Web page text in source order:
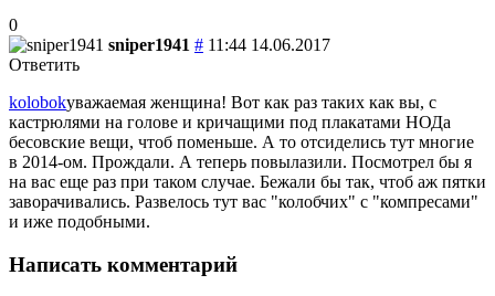
0
sniper1941 # 11:44 14.06.2017
Ответить
kolobokуважаемая женщина! Вот как раз таких как вы, с
кастрюлями на голове и кричащими под плакатами НОДа
бесовские вещи, чтоб поменьше. А то отсиделись тут многие
в 2014-ом. Прождали. А теперь повылазили. Посмотрел бы я
на вас еще раз при таком случае. Бежали бы так, чтоб аж пятки
заворачивались. Развелось тут вас "колобчих" с "компресами"
и иже подобными.
Написать комментарий